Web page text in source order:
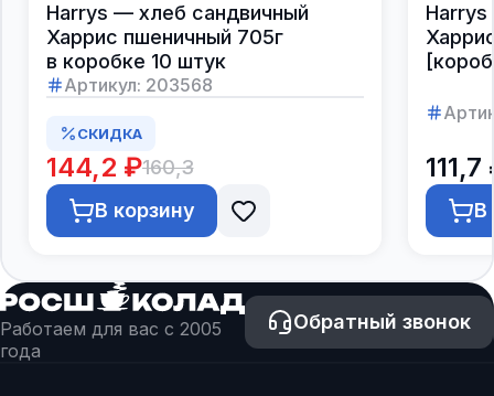
Harrys — хлеб сандвичный
Харрис пшеничный 705г
в коробке 10 штук
Артикул: 203568
СКИДКА
144,2 ₽160,3
В корзину
111,7
В
Работаем для вас с 2005
года
Обратный звонок